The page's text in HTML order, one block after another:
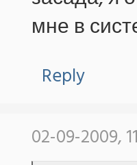
мне в
Reply
02-09-2009,